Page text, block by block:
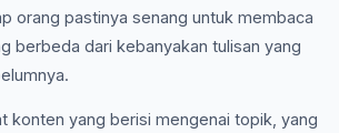
orang pastinya senang untuk membaca
berbeda dari kebanyakan tulisan yang
konten yang berisi mengenai topik, yang